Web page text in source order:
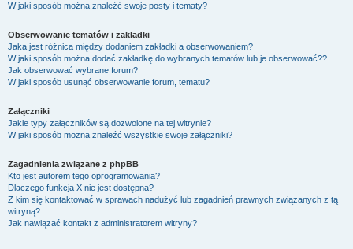
W jaki sposób można znaleźć swoje posty i tematy?
Obserwowanie tematów i zakładki
Jaka jest różnica między dodaniem zakładki a obserwowaniem?
W jaki sposób można dodać zakładkę do wybranych tematów lub je obserwować??
Jak obserwować wybrane forum?
W jaki sposób usunąć obserwowanie forum, tematu?
Załączniki
Jakie typy załączników są dozwolone na tej witrynie?
W jaki sposób można znaleźć wszystkie swoje załączniki?
Zagadnienia związane z phpBB
Kto jest autorem tego oprogramowania?
Dlaczego funkcja X nie jest dostępna?
Z kim się kontaktować w sprawach nadużyć lub zagadnień prawnych związanych z tą
witryną?
Jak nawiązać kontakt z administratorem witryny?